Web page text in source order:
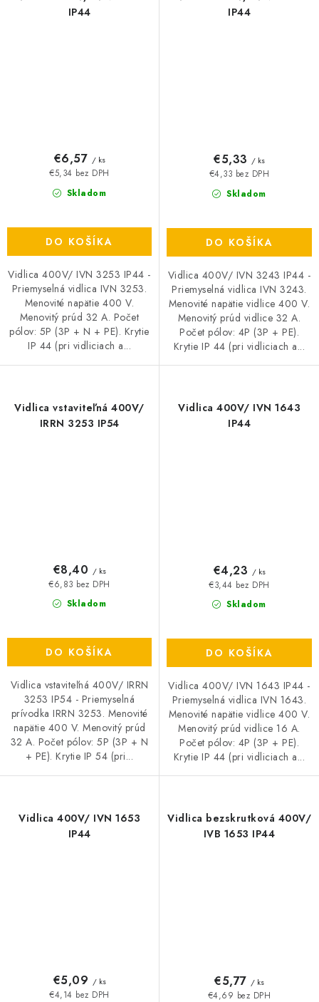
IP44
Skladom
€5,34 bez DPH
€6,57 / ks
DO KOŠÍKA
Vidlica 400V/ IVN 3253 IP44 -
Priemyselná vidlica IVN 3253.
Menovité napätie 400 V.
Menovitý prúd 32 A. Počet
pólov: 5P (3P + N + PE). Krytie
IP 44 (pri vidliciach a...
IP44
Skladom
€4,33 bez DPH
€5,33 / ks
DO KOŠÍKA
Vidlica 400V/ IVN 3243 IP44 -
Priemyselná vidlica IVN 3243.
Menovité napätie vidlice 400 V.
Menovitý prúd vidlice 32 A.
Počet pólov: 4P (3P + PE).
Krytie IP 44 (pri vidliciach a...
Vidlica vstaviteľná 400V/
IRRN 3253 IP54
Skladom
€6,83 bez DPH
€8,40 / ks
DO KOŠÍKA
Vidlica vstaviteľná 400V/ IRRN
3253 IP54 - Priemyselná
prívodka IRRN 3253. Menovité
napätie 400 V. Menovitý prúd
32 A. Počet pólov: 5P (3P + N
+ PE). Krytie IP 54 (pri...
Vidlica 400V/ IVN 1643
IP44
Skladom
€3,44 bez DPH
€4,23 / ks
DO KOŠÍKA
Vidlica 400V/ IVN 1643 IP44 -
Priemyselná vidlica IVN 1643.
Menovité napätie vidlice 400 V.
Menovitý prúd vidlice 16 A.
Počet pólov: 4P (3P + PE).
Krytie IP 44 (pri vidliciach a...
Vidlica 400V/ IVN 1653
IP44
€4,14 bez DPH
€5,09 / ks
Vidlica bezskrutková 400V/
IVB 1653 IP44
€4,69 bez DPH
€5,77 / ks